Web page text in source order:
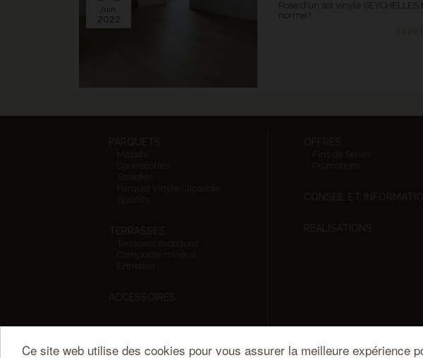
Ce site web utilise des cookies pour vous assurer la meilleure expérience
Juin.
2022
Pose d'un sol vinyle SEYCHELLES
norme !
> Lire